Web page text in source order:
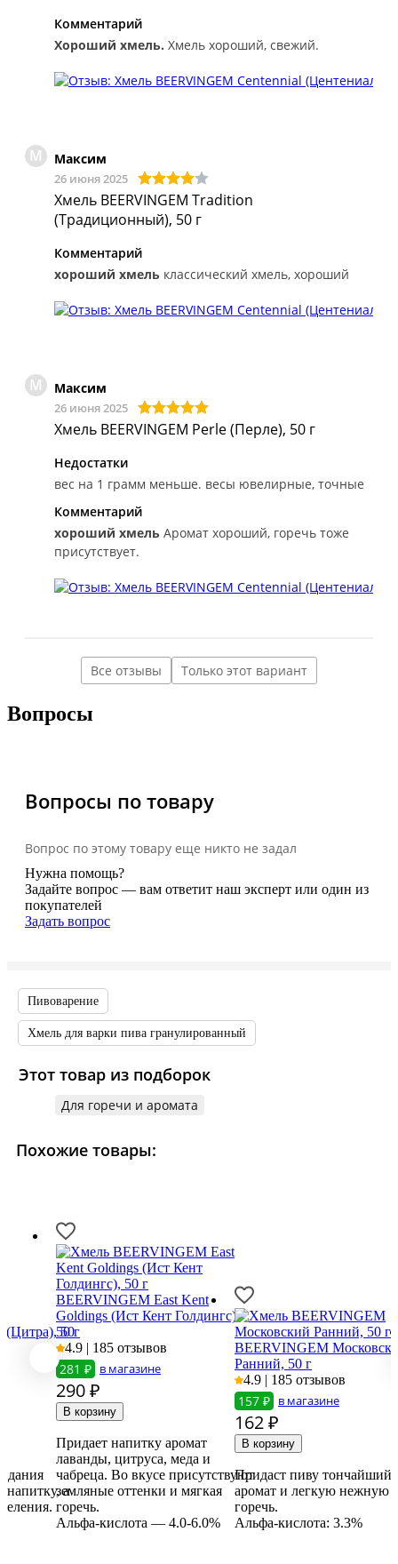
Комментарий
Хороший хмель. Хмель хороший, свежий.
М Максим
26 июня 2025
Хмель BEERVINGEM Tradition
(Традиционный), 50 г
Комментарий
хороший хмель классический хмель, хороший
М Максим
26 июня 2025
Хмель BEERVINGEM Perle (Перле), 50 г
Недостатки
вес на 1 грамм меньше. весы ювелирные, точные
Комментарий
хороший хмель Аромат хороший, горечь тоже
присутствует.
Все отзывы Только этот вариант
Вопросы
Вопросы по товару
Вопрос по этому товару еще никто не задал
Нужна помощь?
Задайте вопрос — вам ответит наш эксперт или один из
покупателей
Задать вопрос
Пивоварение
Хмель для варки пива гранулированный
Этот товар из подборок
Для горечи и аромата
Похожие товары:
(Цитра), 50
напитку, а
BEERVINGEM East Kent
Goldings (Ист Кент Голдингс),
50 г
4.9 | 185 отзывов
281 ₽ в магазине
290₽
Придает напитку аромат
лаванды, цитруса, меда и
чабреца. Во вкусе присутствуют
земляные оттенки и мягкая
горечь.
Альфа-кислота — 4.0-6.0%
BEERVINGEM
Ранний, 50 г
4.9 | 185 отзывов
157 ₽ в магазине
162₽
Придаст пиву тончайший
аромат и легкую нежную
горечь.
Альфа-кислота: 3.3%